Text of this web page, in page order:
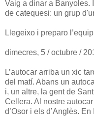
Vaig a dinar a Banyoles.
de catequesi: un grup
Llegeixo i preparo
dimecres, 5 / octubre /
L’autocar arriba un xic
del matí. Abans un
i, un altre, la gent de
Cellera. Al nostre
d’Osor i els d’Anglès.